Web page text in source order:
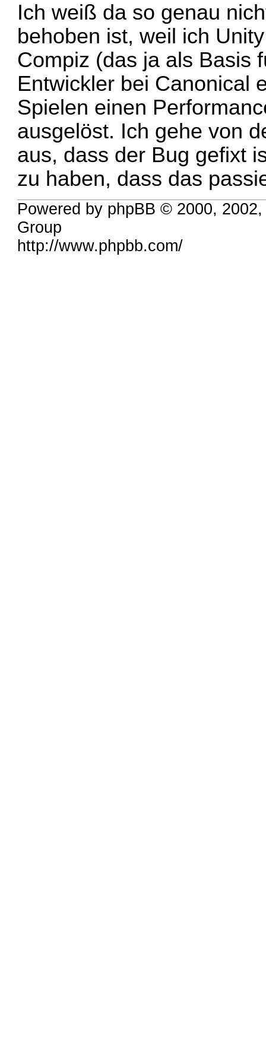
Ich weiß da so genau
behoben ist, weil ich
Compiz (das ja als Basis
Entwickler bei Canonical
Spielen einen
ausgelöst. Ich gehe von
aus, dass der Bug gefixt
zu haben, dass das
Powered by phpBB © 2000,
Group
http://www.phpbb.com/